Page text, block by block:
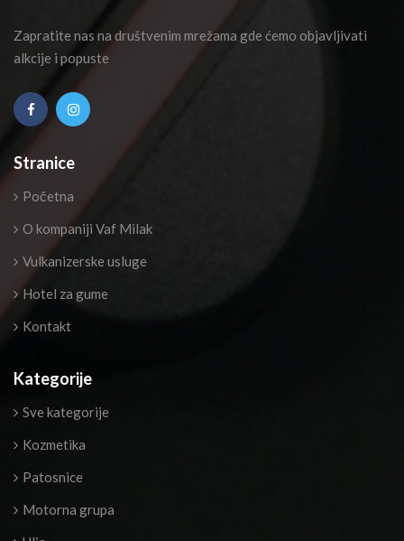
Zapratite nas na društvenim mrežama gde ćemo objavljivati
alkcije i popuste
Stranice
Početna
O kompaniji Vaf Milak
Vulkanizerske usluge
Hotel za gume
Kontakt
Kategorije
Sve kategorije
Kozmetika
Patosnice
Motorna grupa